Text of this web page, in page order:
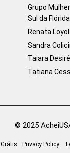
Grupo
Sul da Flórida
Renata
Sandra
Taiara
Tatiana
© 2025
Privacy Policy